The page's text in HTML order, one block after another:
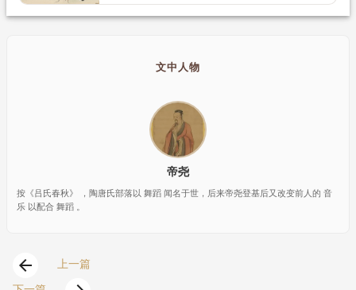
文中人物
帝尧
按《吕氏春秋》 ，陶唐氏部落以 舞蹈 闻名于世，后来帝尧登基后又改变前人的 音
乐 以配合 舞蹈 。
arrow_back
上一篇